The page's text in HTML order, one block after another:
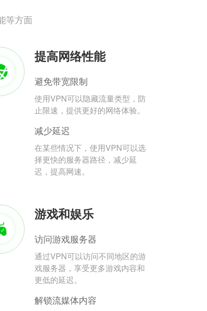
等方面
提高网络性能
避免带宽限制
使用VPN可以隐藏流量类型，防
止限速，提供更好的网络体验。
减少延迟
在某些情况下，使用VPN可以选
择更快的服务器路径，减少延
迟，提高网速。
游戏和娱乐
访问游戏服务器
通过VPN可以访问不同地区的游
戏服务器，享受更多游戏内容和
更低的延迟。
解锁流媒体内容